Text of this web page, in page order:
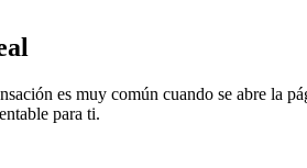
es muy común cuando se abre la
para ti.